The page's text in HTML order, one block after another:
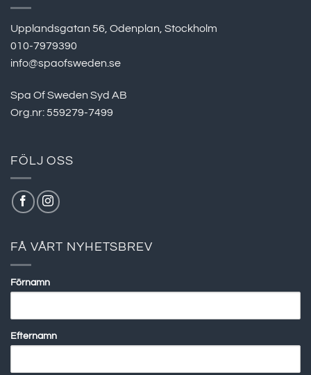
Upplandsgatan 56, Odenplan, Stockholm
010-7979390
info@spaofsweden.se
Spa Of Sweden Syd AB
Org.nr: 559279-7499
FÖLJ OSS
FÅ VÅRT NYHETSBREV
Förnamn
Efternamn